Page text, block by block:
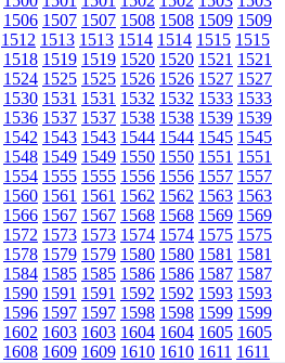
1506 1507 1507 1508 1508 1509 1509
1512 1513 1513 1514 1514 1515 1515
1518 1519 1519 1520 1520 1521 1521
1524 1525 1525 1526 1526 1527 1527
1530 1531 1531 1532 1532 1533 1533
1536 1537 1537 1538 1538 1539 1539
1542 1543 1543 1544 1544 1545 1545
1548 1549 1549 1550 1550 1551 1551
1554 1555 1555 1556 1556 1557 1557
1560 1561 1561 1562 1562 1563 1563
1566 1567 1567 1568 1568 1569 1569
1572 1573 1573 1574 1574 1575 1575
1578 1579 1579 1580 1580 1581 1581
1584 1585 1585 1586 1586 1587 1587
1590 1591 1591 1592 1592 1593 1593
1596 1597 1597 1598 1598 1599 1599
1602 1603 1603 1604 1604 1605 1605
1608 1609 1609 1610 1610 1611 1611